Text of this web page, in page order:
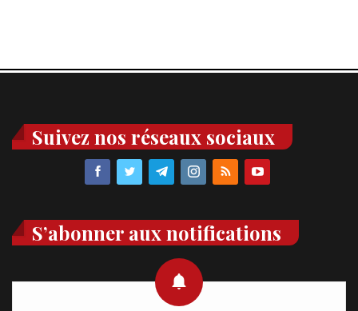
Suivez nos réseaux sociaux
S’abonner aux notifications